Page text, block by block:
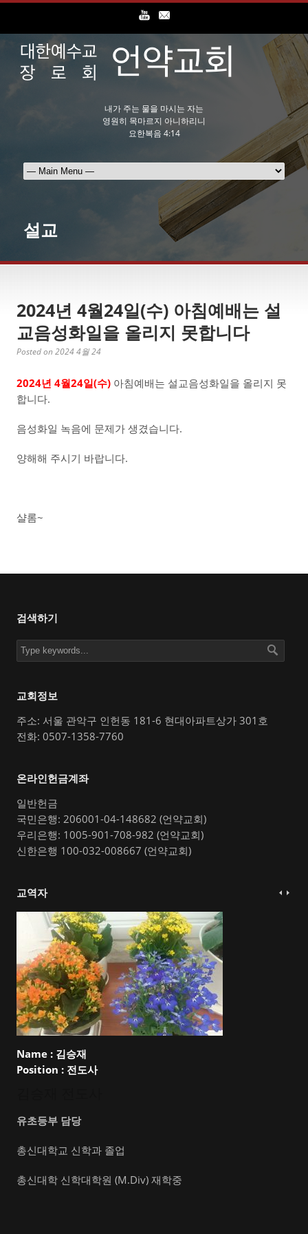
내가 주는 물을 마시는 자는
영원히 목마르지 아니하리니
요한복음 4:14
설교
2024년 4월24일(수) 아침예배는 설
교음성화일을 올리지 못합니다
Posted on 2024 4월 24
2024년 4월24일(수) 아침예배는 설교음성화일을 올리지 못
합니다.
음성화일 녹음에 문제가 생겼습니다.
양해해 주시기 바랍니다.
샬롬~
검색하기
교회정보
주소: 서울 관악구 인헌동 181-6 현대아파트상가 301호
전화: 0507-1358-7760
온라인헌금계좌
일반헌금
국민은행: 206001-04-148682 (언약교회)
우리은행: 1005-901-708-982 (언약교회)
신한은행 100-032-008667 (언약교회)
교역자
Name : 김승재
Position : 전도사
유초등부 담당
총신대학교 신학과 졸업
총신대학 신학대학원 (M.Div) 재학중